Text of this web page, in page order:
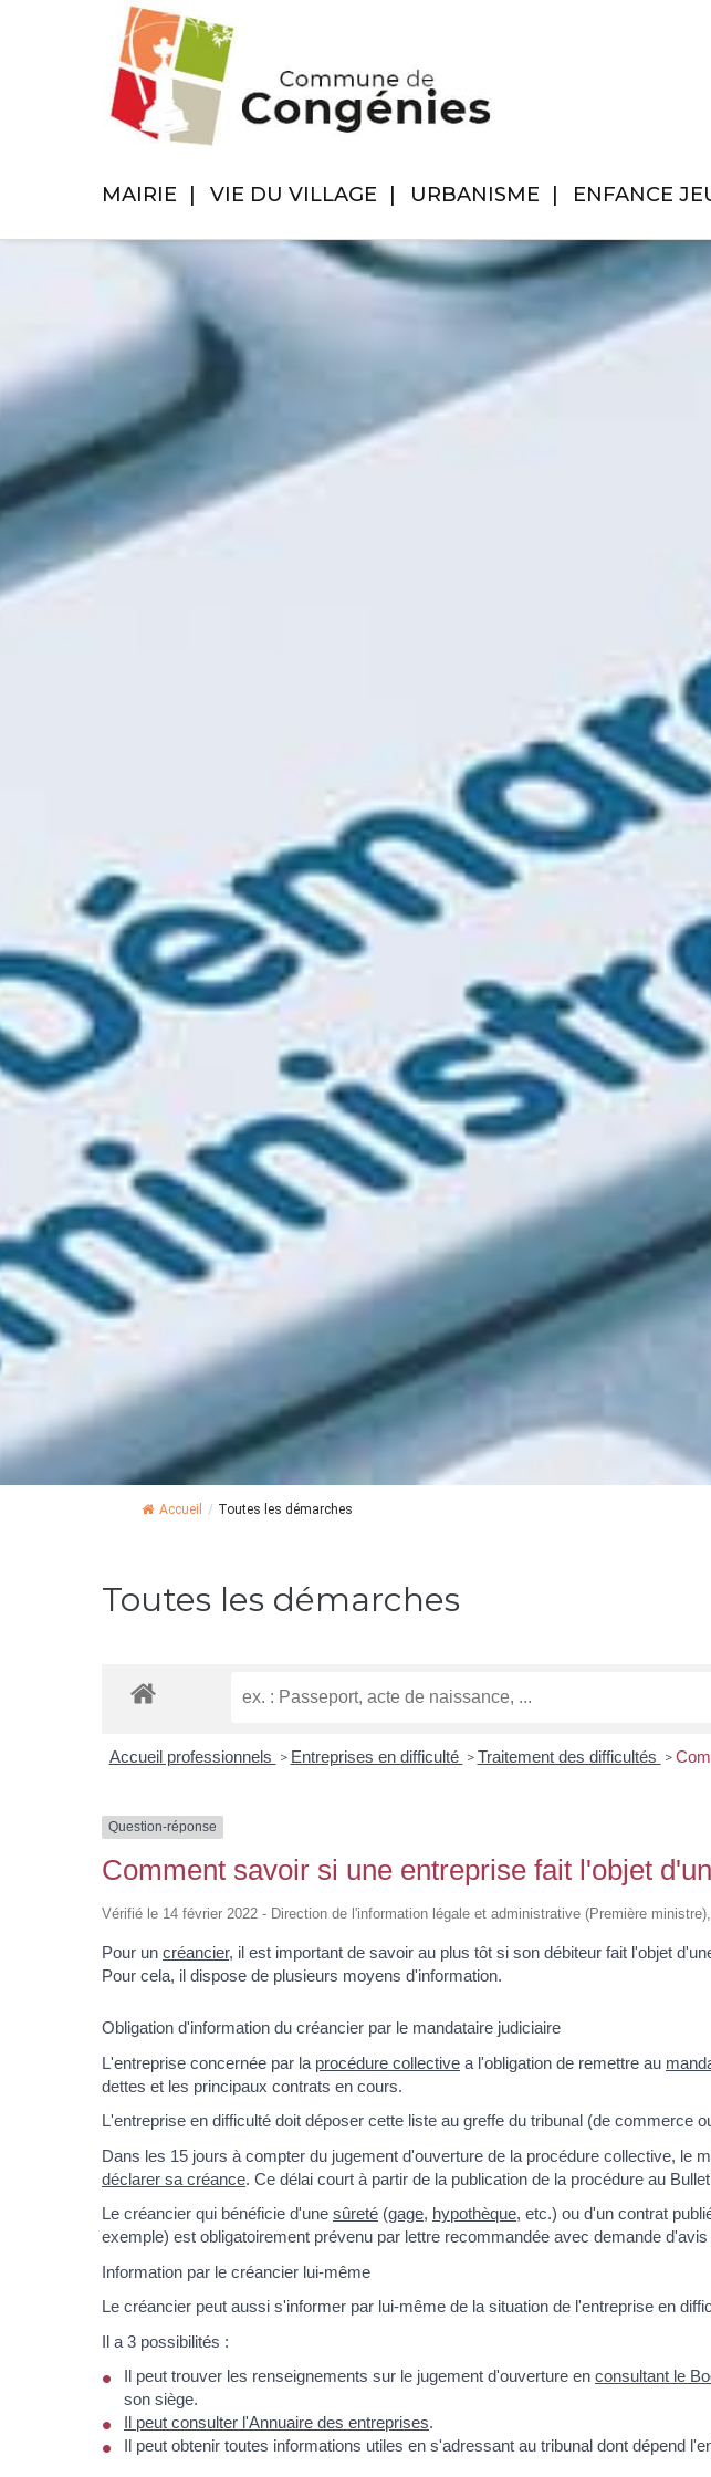
MAIRIE VIE DU VILLAGE URBANISME ENFANCE
Accueil / Toutes les démarches
Toutes les démarches
Accueil professionnels > Entreprises en difficulté > Traitement des difficultés >
Question-réponse
Comment savoir si une entreprise fait l'objet
Vérifié le 14 février 2022 - Direction de l'information légale et administrative (Première
Pour un créancier, il est important de savoir au plus tôt si son débiteur fait l'objet
Pour cela, il dispose de plusieurs moyens d'information.
Obligation d'information du créancier par le mandataire judiciaire
L'entreprise concernée par la procédure collective a l'obligation de remettre au
dettes et les principaux contrats en cours.
L'entreprise en difficulté doit déposer cette liste au greffe du tribunal (de commerce
Dans les 15 jours à compter du jugement d'ouverture de la procédure collective, le
déclarer sa créance. Ce délai court à partir de la publication de la procédure au
Le créancier qui bénéficie d'une sûreté (gage, hypothèque, etc.) ou d'un contrat
exemple) est obligatoirement prévenu par lettre recommandée avec demande
Information par le créancier lui-même
Le créancier peut aussi s'informer par lui-même de la situation de l'entreprise en
Il a 3 possibilités :
Il peut trouver les renseignements sur le jugement d'ouverture en consultant le
son siège.
Il peut consulter l'Annuaire des entreprises.
Il peut obtenir toutes informations utiles en s'adressant au tribunal dont dépend